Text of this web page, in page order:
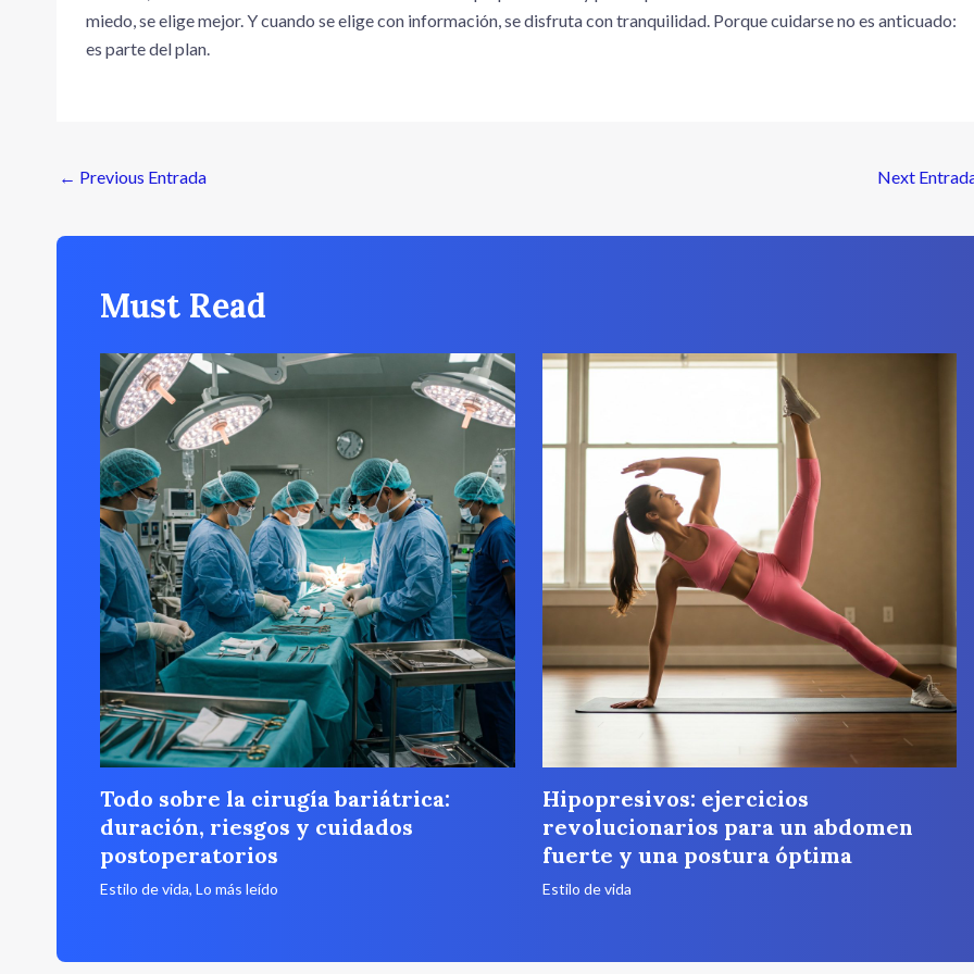
miedo, se elige mejor. Y cuando se elige con información, se disfruta con tranquilidad. Porque cuidarse no es anticuado:
es parte del plan.
← Previous Entrada Next
Must Read
Todo sobre la cirugía bariátrica:
duración, riesgos y cuidados
postoperatorios
Estilo de vida, Lo más leído
Hipopresivos: ejercicios
revolucionarios para un abdomen
fuerte y una postura óptima
Estilo de vida